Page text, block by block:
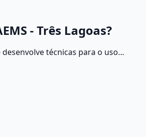
- Três Lagoas?
técnicas para o uso